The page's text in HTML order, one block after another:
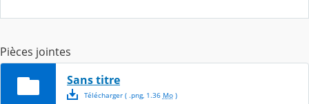
Pièces jointes
Sans titre
Télécharger( .png, 1.36 Mo)